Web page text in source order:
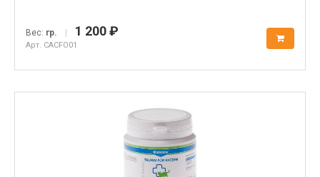
Вес: гр. | 1 200 ₽
Арт. CACFO01